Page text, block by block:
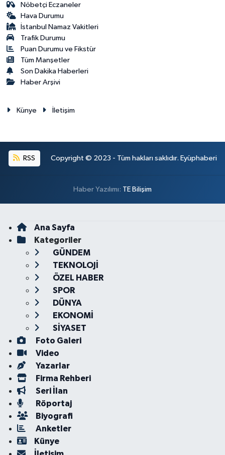
Nöbetçi Eczaneler
Hava Durumu
İstanbul Namaz Vakitleri
Trafik Durumu
Puan Durumu ve Fikstür
Tüm Manşetler
Son Dakika Haberleri
Haber Arşivi
Künye İletişim
RSS Copyright © 2023 - Tüm hakları saklıdır. Eyüphaberi
Haber Yazılımı: TE Bilişim
Ana Sayfa
Kategoriler
GÜNDEM
TEKNOLOJİ
ÖZEL HABER
SPOR
DÜNYA
EKONOMİ
SİYASET
Foto Galeri
Video
Yazarlar
Firma Rehberi
Seri İlan
Röportaj
Biyografi
Anketler
Künye